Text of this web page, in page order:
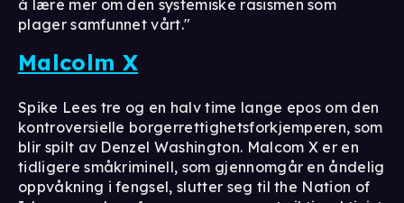
å lære mer om den systemiske rasismen som
plager samfunnet vårt."
Malcolm X⁣
Spike Lees tre og en halv time lange epos om den
kontroversielle borgerrettighetsforkjemperen, som
blir spilt av Denzel Washington. Malcom X er en
tidligere småkriminell, som gjennomgår en åndelig
oppvåkning i fengsel, slutter seg til the Nation of